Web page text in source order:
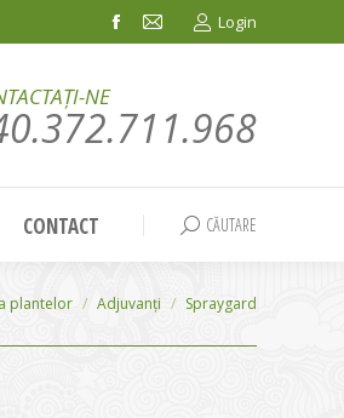
Facebook
in
window
Mail
in
window
Login
NE
CONTACT Search:
CĂUTARE
plantelor Adjuvanți Spraygard